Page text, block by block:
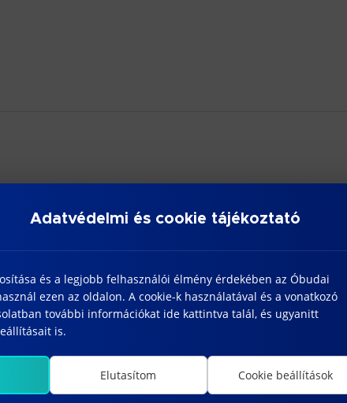
Adatvédelmi és cookie tájékoztató
és a legjobb felhasználói élmény érdekében az Óbudai
ezen az oldalon. A cookie-k használatával és a vonatkozó
további információkat ide kattintva talál, és ugyanitt
is.
Elutasítom Cookie beállítások